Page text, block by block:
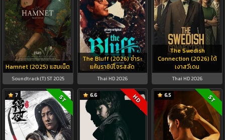
Hamnet (2025) แฮมเน็ต
Soundtrack(T) ST 2025
The Bluff (2026) ชำระ
แค้นราชินีโจรสลัด
Thai HD 2026
The Swedish
Connection (2026) ใต้
เงาสวีเดน
Thai HD 2026
7 ST 6.6 HD 6.5 ST